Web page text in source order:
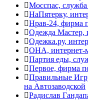
Мосспас,
НаПятерку,
Нрав-24, фирма
Одежда Мастер,
Одежка.ру,
ОНА, интернет-
Партия еды,
Первое, фирма
Правильные
на Автозаводской
Радислав